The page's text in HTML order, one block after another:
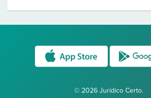
© 2026 Jurídico Certo.